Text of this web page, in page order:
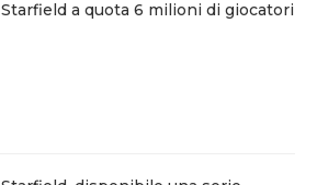
Starfield a quota 6 milioni di giocatori